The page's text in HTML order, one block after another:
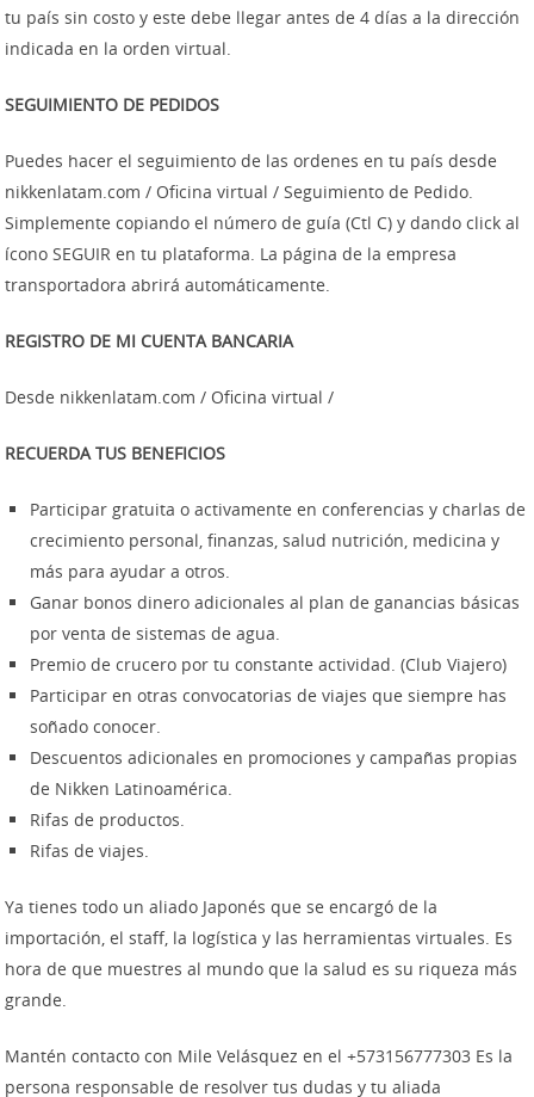
tu país sin costo y este debe llegar antes de 4 días a la dirección
indicada en la orden virtual.
SEGUIMIENTO DE PEDIDOS
Puedes hacer el seguimiento de las ordenes en tu país desde
nikkenlatam.com / Oficina virtual / Seguimiento de Pedido.
Simplemente copiando el número de guía (Ctl C) y dando click al
ícono SEGUIR en tu plataforma. La página de la empresa
transportadora abrirá automáticamente.
REGISTRO DE MI CUENTA BANCARIA
Desde nikkenlatam.com / Oficina virtual /
RECUERDA TUS BENEFICIOS
Participar gratuita o activamente en conferencias y charlas de
crecimiento personal, finanzas, salud nutrición, medicina y
más para ayudar a otros.
Ganar bonos dinero adicionales al plan de ganancias básicas
por venta de sistemas de agua.
Premio de crucero por tu constante actividad. (Club Viajero)
Participar en otras convocatorias de viajes que siempre has
soñado conocer.
Descuentos adicionales en promociones y campañas propias
de Nikken Latinoamérica.
Rifas de productos.
Rifas de viajes.
Ya tienes todo un aliado Japonés que se encargó de la
importación, el staff, la logística y las herramientas virtuales. Es
hora de que muestres al mundo que la salud es su riqueza más
grande.
Mantén contacto con Mile Velásquez en el +573156777303 Es la
persona responsable de resolver tus dudas y tu aliada